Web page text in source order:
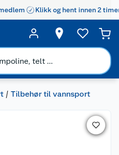
Klikk og hent innen 2
Tilbehør til vannsport